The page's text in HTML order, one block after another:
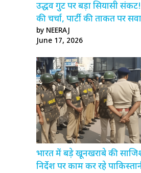
उद्धव गुट पर बड़ा सियासी
की चर्चा, पार्टी की ताकत पर
by NEERAJ
June 17, 2026
भारत में बड़े खूनखराबे की
निर्देश पर काम कर रहे